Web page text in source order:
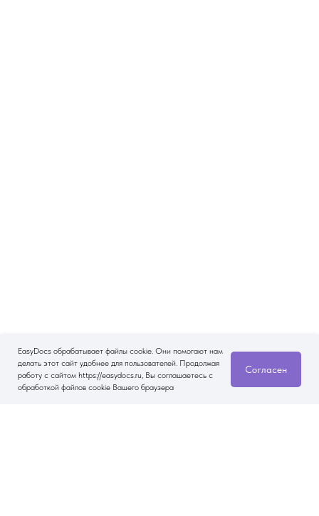
EasyDocs обрабатывает файлы cookie. Они помогают нам
делать этот сайт удобнее для пользователей. Продолжая
работу с сайтом https://easydocs.ru, Вы соглашаетесь с
обработкой файлов cookie Вашего браузера
Согласен